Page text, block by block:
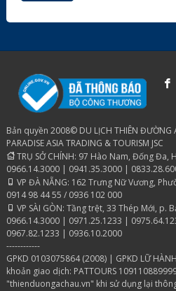
Bản quyền 2008© DU LỊCH THIÊN ĐƯỜNG
PARADISE ASIA TRADING & TOURISM JSC
TRỤ SỞ CHÍNH: 97 Hào Nam, Đống Đa,
0966.14.3000 | 0941.35.3000 |
VP ĐÀ NẴNG: 162 Trưng Nữ Vương,
0914 98 44 55 / 0936 102 000
VP SÀI GÒN: Tầng trệt, 33 Thép Mới, p.
0966.14.3000 | 0971.25.1233 |
0967.82.1233 | 0936.10.2000
------------
GPKD 0103075864 (2008) | GPKD LỮ
khoản giao dịch: PATTOURS
"thienduongachau.vn" khi sử dụng lại